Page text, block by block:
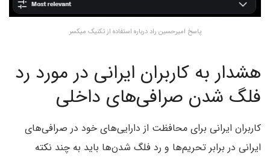
پاسخ امیرحسین راد درباره استفاده از تکنیک میکسر
هشدار به کاربران ایرانی در مورد رد
فلگ شدن صرافی‌های داخلی
کاربران ایرانی برای محافظت از دارایی‌های خود در صرافی‌های
ایرانی در برابر تحریم‌ها و رد فلگ شدن‌ها باید به چند نکته